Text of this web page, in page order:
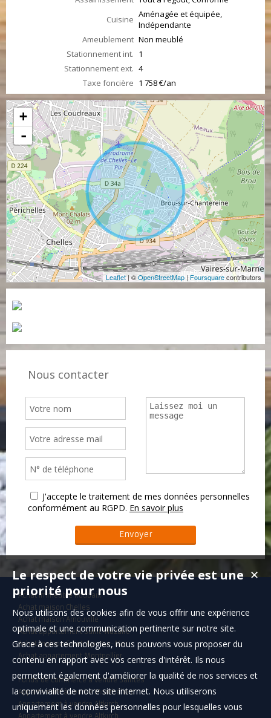
Cuisine Aménagée et équipée,
Indépendante
Ameublement Non meublé
Stationnement int. 1
Stationnement ext. 4
Taxe foncière 1 758 €/an
+
-
Leaflet | ©OpenStreetMap | Foursquarecontributors
Nous contacter
J'accepte le traitement de mes données personnelles
conformément au RGPD. En savoir plus
Achat immeuble Roubaix
Achat maison Chelles
Achat maison Arnouville
Achat appartement Saint-Nazaire
Achat maison Saint-Cyr-sur-Mer
Achat appartement Montpellier
Fonds de commerce à vendre Saintes
Appartement à vendre Montbéliard
Appartement à vendre Altkirch
Appartement à vendre Altkirch
✕
Le respect de votre vie privée est une
priorité pour nous
Nous utilisons des cookies afin de vous offrir une expérience
optimale et une communication pertinente sur notre site.
Grace à ces technologies, nous pouvons vous proposer du
contenu en rapport avec vos centres d'intérêt. Ils nous
permettent également d'améliorer la qualité de nos services et
la convivialité de notre site internet. Nous utiliserons
uniquement les données personnelles pour lesquelles vous